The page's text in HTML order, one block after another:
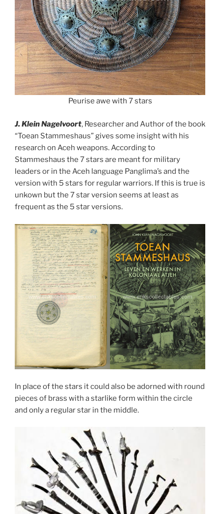
Peurise awe with 7 stars
J. Klein Nagelvoort, Researcher and Author of the book
“Toean Stammeshaus” gives some insight with his
research on Aceh weapons. According to
Stammeshaus the 7 stars are meant for military
leaders or in the Aceh language Panglima’s and the
version with 5 stars for regular warriors. If this is true is
unkown but the 7 star version seems at least as
frequent as the 5 star versions.
In place of the stars it could also be adorned with round
pieces of brass with a starlike form within the circle
and only a regular star in the middle.